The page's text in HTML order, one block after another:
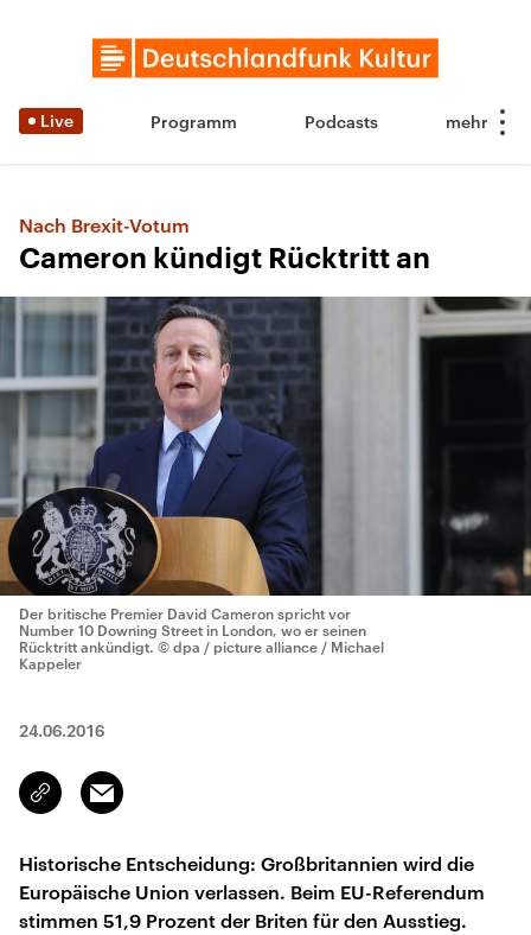
Live Programm Podcasts
Nach Brexit-Votum
Cameron kündigt Rücktritt an
Der britische Premier David Cameron spricht vor
Number 10 Downing Street in London, wo er seinen
Rücktritt ankündigt. © dpa / picture alliance / Michael
Kappeler
24.06.2016
Link
kopieren/teilen
Email
Historische Entscheidung: Großbritannien wird die
Europäische Union verlassen. Beim EU-Referendum
stimmen 51,9 Prozent der Briten für den Ausstieg.